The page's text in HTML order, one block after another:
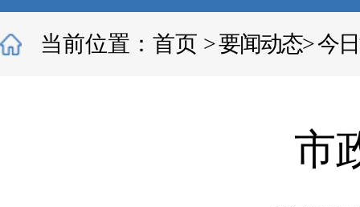
当前位置： 首页 >要闻动态>今
市